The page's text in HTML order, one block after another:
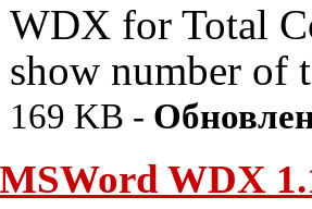
WDX for Total
show number of
169 KB -
MSWord WDX